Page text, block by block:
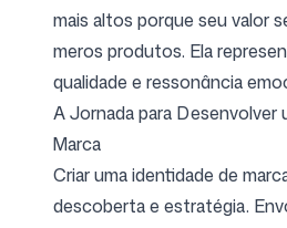
Entrar Cadastrar-se
Siga-nos
mais altos porque seu valor
meros produtos. Ela
qualidade e ressonância
A Jornada para Desenvolver
Marca
Criar uma identidade de
descoberta e estratégia.